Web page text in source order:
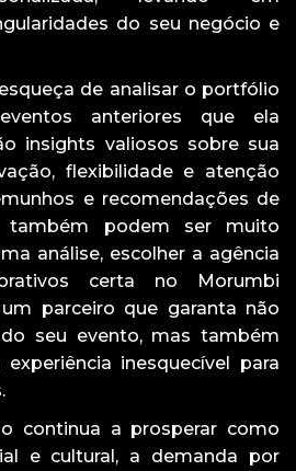
do seu negócio e
de analisar o portfólio
anteriores que ela
insights valiosos sobre sua
flexibilidade e atenção
e recomendações de
também podem ser muito
análise, escolher a agência
certa no Morumbi
parceiro que garanta não
seu evento, mas também
inesquecível para
continua a prosperar como
e cultural, a demanda por